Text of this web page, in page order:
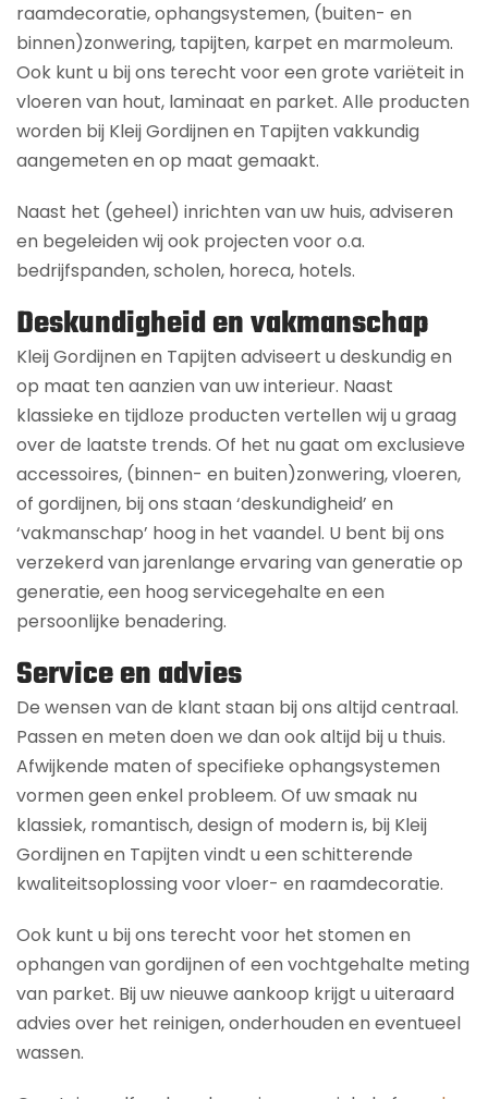
raamdecoratie, ophangsystemen, (buiten- en
binnen)zonwering, tapijten, karpet en marmoleum.
Ook kunt u bij ons terecht voor een grote variëteit in
vloeren van hout, laminaat en parket. Alle producten
worden bij Kleij Gordijnen en Tapijten vakkundig
aangemeten en op maat gemaakt.
Naast het (geheel) inrichten van uw huis, adviseren
en begeleiden wij ook projecten voor o.a.
bedrijfspanden, scholen, horeca, hotels.
Deskundigheid en vakmanschap
Kleij Gordijnen en Tapijten adviseert u deskundig en
op maat ten aanzien van uw interieur. Naast
klassieke en tijdloze producten vertellen wij u graag
over de laatste trends. Of het nu gaat om exclusieve
accessoires, (binnen- en buiten)zonwering, vloeren,
of gordijnen, bij ons staan ‘deskundigheid’ en
‘vakmanschap’ hoog in het vaandel. U bent bij ons
verzekerd van jarenlange ervaring van generatie op
generatie, een hoog servicegehalte en een
persoonlijke benadering.
Service en advies
De wensen van de klant staan bij ons altijd centraal.
Passen en meten doen we dan ook altijd bij u thuis.
Afwijkende maten of specifieke ophangsystemen
vormen geen enkel probleem. Of uw smaak nu
klassiek, romantisch, design of modern is, bij Kleij
Gordijnen en Tapijten vindt u een schitterende
kwaliteitsoplossing voor vloer- en raamdecoratie.
Ook kunt u bij ons terecht voor het stomen en
ophangen van gordijnen of een vochtgehalte meting
van parket. Bij uw nieuwe aankoop krijgt u uiteraard
advies over het reinigen, onderhouden en eventueel
wassen.